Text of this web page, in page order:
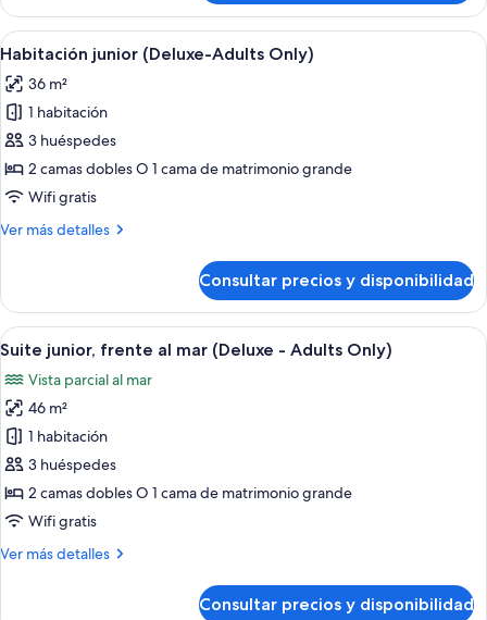
junior
(Superior)
Abrir
todas
las
fotos
de
Habitación
junior
Adults
Una cama con dosel con televisor,
7
Habitación junior (Deluxe-Adults Only)
36 m²
1 habitación
3 huéspedes
2 camas dobles O 1 cama de matrimonio grande
Wifi gratis
Ver más detalles
Más
junior
(Deluxe-
Adults
Consultar precios y disponibilidad
Abrir
todas
las
fotos
de
Suite
junior,
frente
mar
Una cama con dosel, un televisor,
6
Suite junior, frente al mar (Deluxe - Adults Only)
Vista parcial al mar
46 m²
1 habitación
3 huéspedes
2 camas dobles O 1 cama de matrimonio grande
Wifi gratis
Ver más detalles
Más
Consultar precios y disponibilidad